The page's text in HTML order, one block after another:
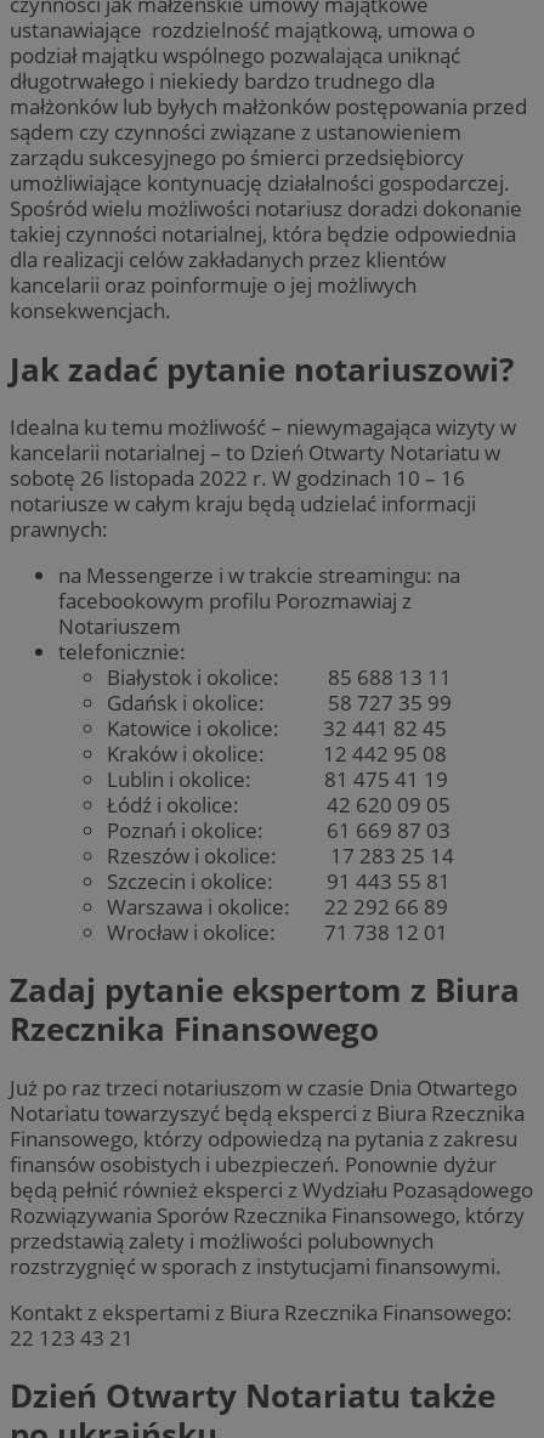
ustanawiające rozdzielność majątkową, umowa o
podział majątku wspólnego pozwalająca uniknąć
długotrwałego i niekiedy bardzo trudnego dla
małżonków lub byłych małżonków postępowania przed
sądem czy czynności związane z ustanowieniem
zarządu sukcesyjnego po śmierci przedsiębiorcy
umożliwiające kontynuację działalności gospodarczej.
Spośród wielu możliwości notariusz doradzi dokonanie
takiej czynności notarialnej, która będzie odpowiednia
dla realizacji celów zakładanych przez klientów
kancelarii oraz poinformuje o jej możliwych
konsekwencjach.
Jak zadać pytanie notariuszowi?
Idealna ku temu możliwość – niewymagająca wizyty w
kancelarii notarialnej – to Dzień Otwarty Notariatu w
sobotę 26 listopada 2022 r. W godzinach 10 – 16
notariusze w całym kraju będą udzielać informacji
prawnych:
na Messengerze i w trakcie streamingu: na
facebookowym profilu Porozmawiaj z
Notariuszem
telefonicznie:
Białystok i okolice: 85 688 13 11
Gdańsk i okolice: 58 727 35 99
Katowice i okolice: 32 441 82 45
Kraków i okolice: 12 442 95 08
Lublin i okolice: 81 475 41 19
Łódź i okolice: 42 620 09 05
Poznań i okolice: 61 669 87 03
Rzeszów i okolice: 17 283 25 14
Szczecin i okolice: 91 443 55 81
Warszawa i okolice: 22 292 66 89
Wrocław i okolice: 71 738 12 01
Zadaj pytanie ekspertom z Biura
Rzecznika Finansowego
Już po raz trzeci notariuszom w czasie Dnia Otwartego
Notariatu towarzyszyć będą eksperci z Biura Rzecznika
Finansowego, którzy odpowiedzą na pytania z zakresu
finansów osobistych i ubezpieczeń. Ponownie dyżur
będą pełnić również eksperci z Wydziału Pozasądowego
Rozwiązywania Sporów Rzecznika Finansowego, którzy
przedstawią zalety i możliwości polubownych
rozstrzygnięć w sporach z instytucjami finansowymi.
Kontakt z ekspertami z Biura Rzecznika Finansowego:
22 123 43 21
Dzień Otwarty Notariatu także